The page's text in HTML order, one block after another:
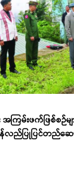
ြမ်းဖက်ဖြစ်စဉ်မျ
န်လည်ပြုပြင်တည်ဆ